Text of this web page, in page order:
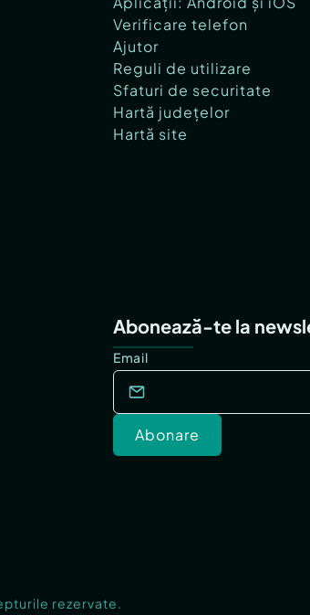
Verificare telefon
Ajutor
Reguli de utilizare
Sfaturi de securitate
Hartă județelor
Hartă site
Abonează-te la
Email
Abonare
rezervate.